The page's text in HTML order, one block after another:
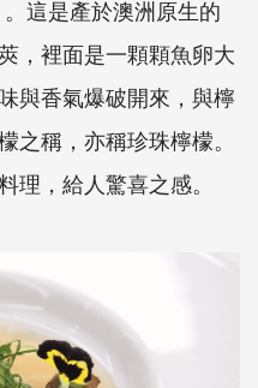
這是產於澳洲原生的
，裡面是一顆顆魚卵大
與香氣爆破開來，與檸
之稱，亦稱珍珠檸檬。
理，給人驚喜之感。